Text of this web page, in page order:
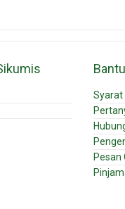
Syarat
Pesan